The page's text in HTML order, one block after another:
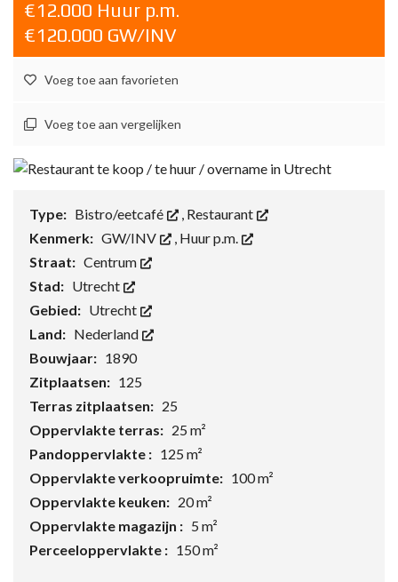
€12.000 Huur p.m.
€120.000 GW/INV
Voeg toe aan favorieten
Voeg toe aan vergelijken
Type: Bistro/eetcafé , Restaurant
Kenmerk: GW/INV , Huur p.m.
Straat: Centrum
Stad: Utrecht
Gebied: Utrecht
Land: Nederland
Bouwjaar: 1890
Zitplaatsen: 125
Terras zitplaatsen: 25
Oppervlakte terras: 25 m²
Pandoppervlakte : 125 m²
Oppervlakte verkoopruimte: 100 m²
Oppervlakte keuken: 20 m²
Oppervlakte magazijn : 5 m²
Perceeloppervlakte : 150 m²